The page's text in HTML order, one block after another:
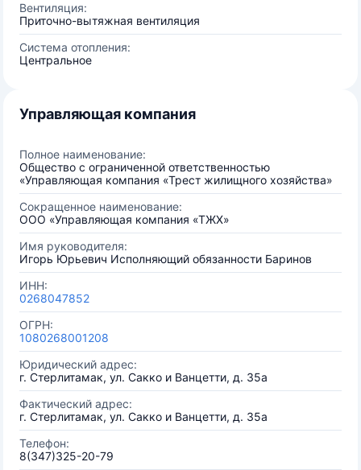
Вентиляция:
Приточно-вытяжная вентиляция
Система отопления:
Центральное
Управляющая компания
Полное наименование:
Общество с ограниченной ответственностью
«Управляющая компания «Трест жилищного хозяйства»
Сокращенное наименование:
ООО «Управляющая компания «ТЖХ»
Имя руководителя:
Игорь Юрьевич Исполняющий обязанности Баринов
ИНН:
0268047852
ОГРН:
1080268001208
Юридический адрес:
г. Стерлитамак, ул. Сакко и Ванцетти, д. 35а
Фактический адрес:
г. Стерлитамак, ул. Сакко и Ванцетти, д. 35а
Телефон:
8(347)325-20-79